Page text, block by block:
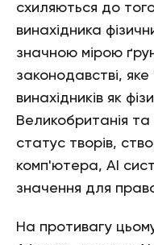
схиляються до
винахідника
значною мірою
законодавстві,
винахідників як
Великобританія та
статус творів,
комп'ютера, АІ
значення для
На противагу